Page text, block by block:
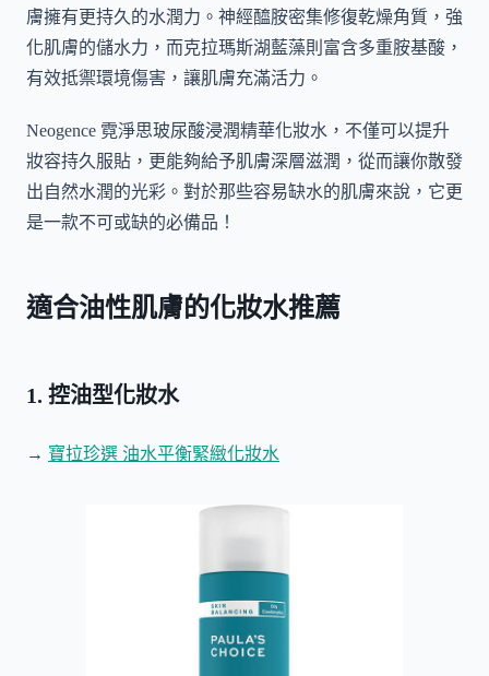
膚擁有更持久的水潤力。神經醯胺密集修復乾燥角質，強
化肌膚的儲水力，而克拉瑪斯湖藍藻則富含多重胺基酸，
有效抵禦環境傷害，讓肌膚充滿活力。
Neogence 霓淨思玻尿酸浸潤精華化妝水，不僅可以提升
妝容持久服貼，更能夠給予肌膚深層滋潤，從而讓你散發
出自然水潤的光彩。對於那些容易缺水的肌膚來說，它更
是一款不可或缺的必備品！
適合油性肌膚的化妝水推薦
1. 控油型化妝水
→ 寶拉珍選 油水平衡緊緻化妝水